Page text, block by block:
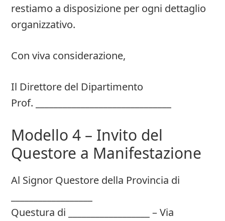
restiamo a disposizione per ogni dettaglio
organizzativo.
Con viva considerazione,
Il Direttore del Dipartimento
Prof. ______________________________
Modello 4 – Invito del
Questore a Manifestazione
Al Signor Questore della Provincia di
Questura di __________________ – Via